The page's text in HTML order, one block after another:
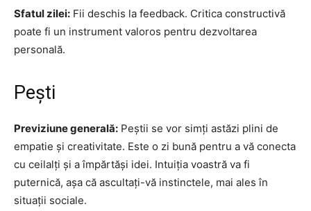
Sfatul zilei: Fii deschis la feedback. Critica constructivă
poate fi un instrument valoros pentru dezvoltarea
personală.
Pești
Previziune generală: Peștii se vor simți astăzi plini de
empatie și creativitate. Este o zi bună pentru a vă conecta
cu ceilalți și a împărtăși idei. Intuiția voastră va fi
puternică, așa că ascultați-vă instinctele, mai ales în
situații sociale.